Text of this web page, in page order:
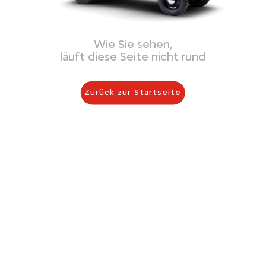
Wie Sie sehen,
läuft diese Seite nicht rund
Zurück zur Startseite